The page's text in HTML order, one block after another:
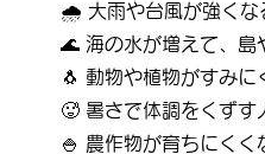
🌧️ 大雨や台風が強くな
🌊 海の水が増えて、島
🐧 動物や植物がすみ
🥵 暑さで体調をくずす
🍚 農作物が育ちにくく